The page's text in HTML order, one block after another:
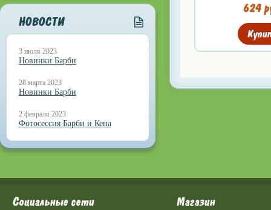
НОВОСТИ
3 июля 2023
Новинки Барби
28 марта 2023
Новинки Барби
2 февраля 2023
Фотосессия Барби и Кена
624
Социальные сети Магазин